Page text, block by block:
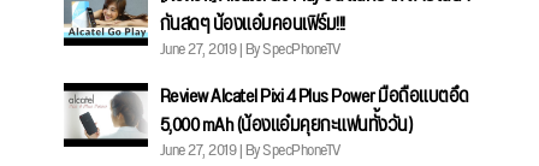
กันสดๆ น้องแอ๋มคอนเฟิร์ม!!!
June 27, 2019 | By SpecPhoneTV
Review Alcatel Pixi 4 Plus Power มือถือแบตอึด
5,000 mAh (น้องแอ๋มคุยกะแฟนทั้งวัน)
June 27, 2019 | By SpecPhoneTV